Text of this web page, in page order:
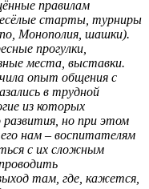
правилам
старты, турниры
Монополия, шашки).
прогулки,
места, выставки.
опыт общения с
в трудной
из которых
развития, но при этом
нам – воспитателям
с их сложным
там, где, кажется,